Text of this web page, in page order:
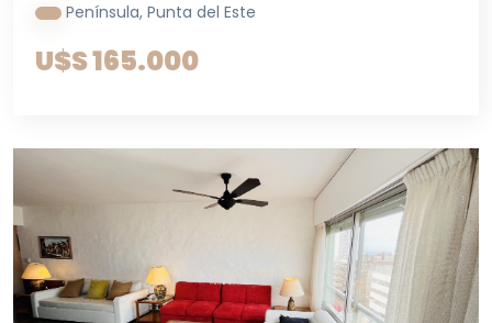
Península, Punta del Este
U$S 165.000